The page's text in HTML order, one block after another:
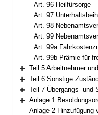
Art. 96 Heilfürsorge
Art. 97 Unterhaltsbeihilfe
Art. 98 Nebenamtsvergütung für
Art. 99 Nebenamtsvergütung für
Art. 99a
Art. 99b Prämie für freiwillig
Bereich erweitern
Teil 5 Arbeitnehmer
Bereich erweitern
Teil 6 Sonstige
Bereich erweitern
Teil 7 Übergangs- und
Bereich erweitern
Anlage 1
Anlage 2 Hinzufügung